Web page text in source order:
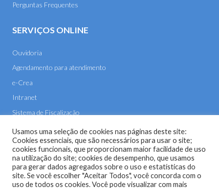
Perguntas Frequentes
SERVIÇOS ONLINE
Ouvidoria
Agendamento para atendimento
e-Crea
Intranet
Sistema de Fiscalização
E-mail
Usamos uma seleção de cookies nas páginas deste site:
Cookies essenciais, que são necessários para usar o site;
cookies funcionais, que proporcionam maior facilidade de uso
na utilização do site; cookies de desempenho, que usamos
para gerar dados agregados sobre o uso e estatísticas do
site. Se você escolher "Aceitar Todos", você concorda com o
uso de todos os cookies. Você pode visualizar com mais